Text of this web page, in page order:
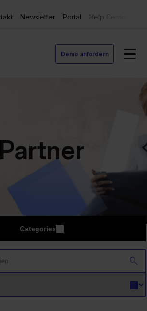
Newsletter Portal Help Center
Demo anfordern
Partner
Categories